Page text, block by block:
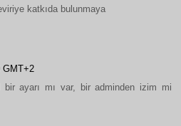
katkıda bulunmaya
GMT+2
ayarı mı var, bir adminden izim mi